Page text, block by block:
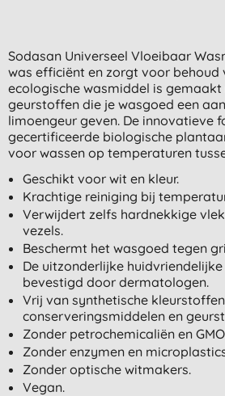
Sodasan Universeel Vloeibaar
was efficiënt en zorgt voor behoud
ecologische wasmiddel is
geurstoffen die je wasgoed een
limoengeur geven. De innovatieve
gecertificeerde biologische
voor wassen op temperaturen
Geschikt voor wit en kleur.
Krachtige reiniging bij
Verwijdert zelfs hardnekkige
vezels.
Beschermt het wasgoed tegen
De uitzonderlijke
bevestigd door dermatologen.
Vrij van synthetische
conserveringsmiddelen en
Zonder petrochemicaliën en
Zonder enzymen en
Zonder optische witmakers.
Vegan.